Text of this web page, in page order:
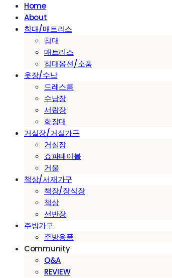
Home
About
침대/매트리스
침대
매트리스
침대옵션/소품
옷장/수납
드레스룸
수납장
서랍장
화장대
거실장/거실가구
거실장
쇼파테이블
거울
책상/서재가구
책장/장식장
책상
선반장
주방가구
주방용품
Community
Q&A
REVIEW